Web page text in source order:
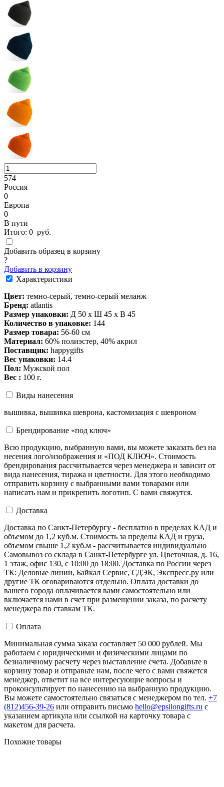
574
Россия
0
Европа
0
В пути
Итого: 0 руб.
Добавить образец в корзину
?
Добавить в корзину
Характеристики
Цвет: темно-серый, темно-серый меланж
Бренд: atlantis
Размер упаковки: Д 50 x Ш 45 x В 45
Количество в упаковке: 144
Размер товара: 56-60 см
Материал: 60% полиэстер, 40% акрил
Поставщик: happygifts
Вес упаковки: 14.4
Пол: Мужской пол
Вес : 100 г.
Виды нанесения
вышивка, вышивка шеврона, кастомизация с шевроном
Брендирование «под ключ»
Всю продукцию, выбранную вами, вы можете заказать без на
несения лого/изображения и «ПОД КЛЮЧ». Стоимость
брендирования рассчитывается через менеджера и зависит от
вида нанесения, тиража и цветности. Для этого необходимо
отправить корзину с выбранными вами товарами или
написать нам и прикрепить логотип. С вами свяжутся.
Доставка
Доставка по Санкт-Петербургу - бесплатно в пределах КАД и
объемом до 1,2 куб.м. Стоимость за пределы КАД и груза,
объемом свыше 1,2 куб.м - рассчитывается индивидуально
Самовывоз со склада в Санкт-Петербурге ул. Цветочная, д. 16,
1 этаж, офис 130, с 10:00 до 18:00. Доставка по России через
ТК: Деловые линии, Байкал Сервис, СДЭК, Экспресс.ру или
другие ТК оговариваются отдельно. Оплата доставки до
вашего города оплачивается вами самостоятельно или
включается нами в счет при размещении заказа, по расчету
менеджера по ставкам ТК.
Оплата
Минимальная сумма заказа составляет 50 000 рублей. Мы
работаем с юридическими и физическими лицами по
безналичному расчету через выставление счета. Добавьте в
корзину товар и отправьте нам, после чего с вами свяжется
менеджер, ответит на все интересующие вопросы и
проконсультирует по нанесению на выбранную продукцию.
Вы можете самостоятельно связаться с менеджером по тел. +7
(812)456-39-26 или отправить письмо hello@epsilongifts.ru с
указанием артикула или ссылкой на карточку товара с
макетом для расчета.
Похожие товары